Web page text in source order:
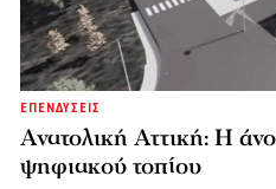
ΕΠΕΝΔΥΣΕΙΣ
Ανατολική Αττική: Η
ψηφιακού τοπίου